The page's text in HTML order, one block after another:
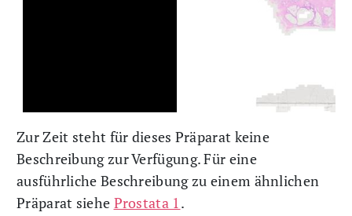
Zur Zeit steht für dieses Präparat keine
Beschreibung zur Verfügung. Für eine
ausführliche Beschreibung zu einem ähnlichen
Präparat siehe Prostata 1 .